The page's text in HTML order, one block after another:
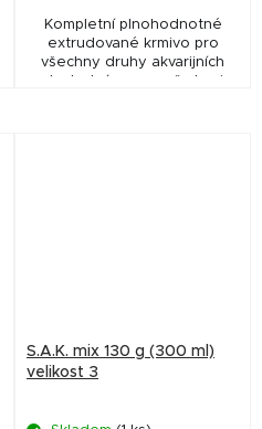
Kompletní plnohodnotné
extrudované krmivo pro
všechny druhy akvarijních
ryb. Jedná se o směs krmiv
S.A.K. mix 130 g (300 ml)
velikost 3